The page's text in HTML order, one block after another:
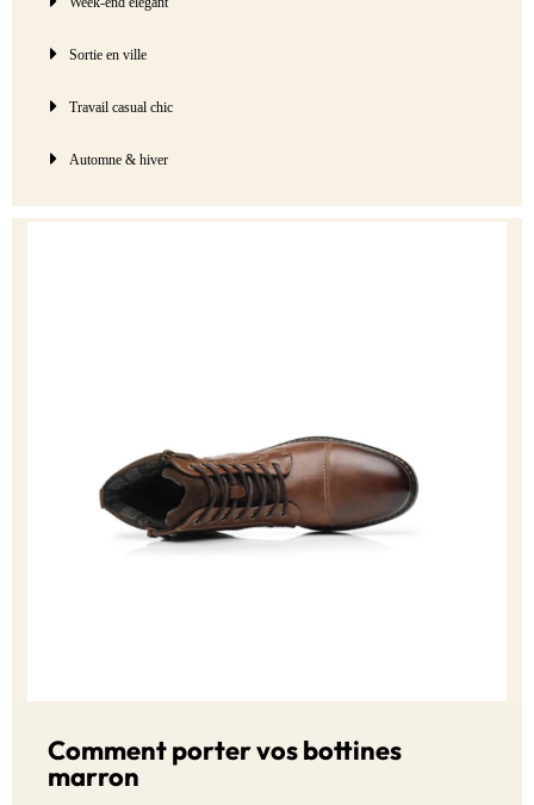
Sortie en ville
Travail casual chic
Automne & hiver
Comment porter vos bottines
marron